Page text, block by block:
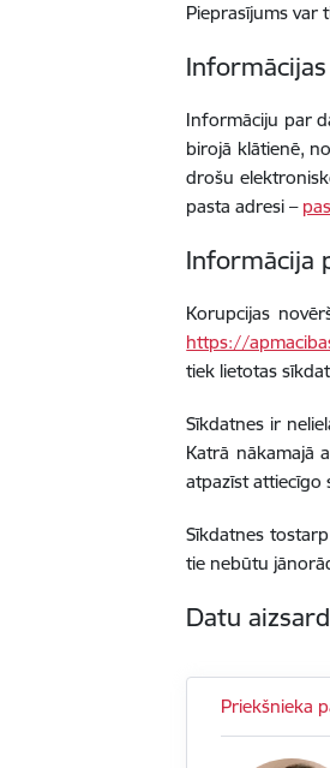
Pieprasījums var
Informāciju par
birojā klātienē,
drošu
pasta adresi –
Informācija
Korupcijas
https://
tiek lietotas
Sīkdatnes ir
Katrā nākamajā
atpazīst attiecīgo
Sīkdatnes
tie nebūtu
Datu
Priekšnieka